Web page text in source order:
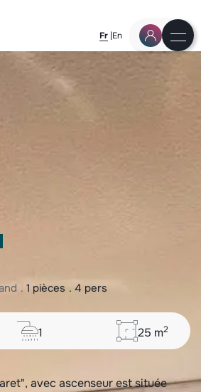
Fr En
1 pièces 4 pers
1 25 m2
avec ascenseur est située